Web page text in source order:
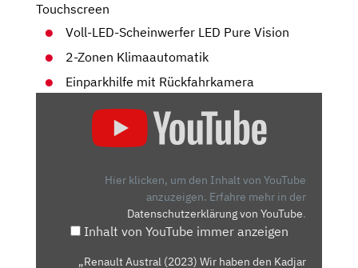
Touchscreen
Voll-LED-Scheinwerfer LED Pure Vision
2-Zonen Klimaautomatik
Einparkhilfe mit Rückfahrkamera
NACHFOLGER
Hier klicken, um den Inhalt von YouTube
anzuzeigen. Erfahre mehr in der
Datenschutzerklärung von YouTube.
Inhalt von YouTube immer anzeigen
„Renault Austral (2023) Wir haben den Kadjar